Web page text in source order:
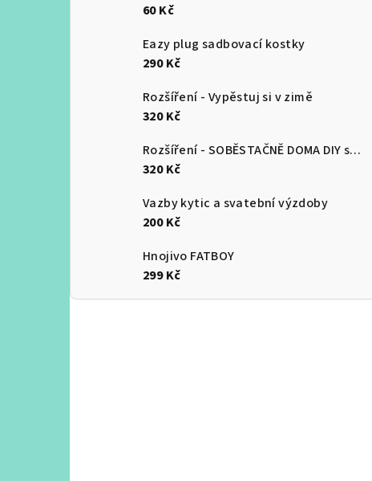
60 Kč
Eazy plug sadbovací kostky
290 Kč
Rozšíření - Vypěstuj si v zimě
320 Kč
Rozšíření - SOBĚSTAČNĚ DOMA DIY speciál
320 Kč
Vazby kytic a svatební výzdoby
200 Kč
Hnojivo FATBOY
299 Kč